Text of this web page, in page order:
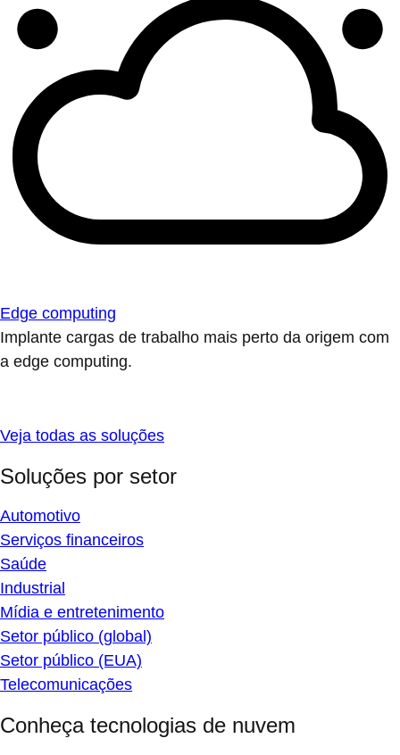
Edge computing
Implante cargas de trabalho mais perto da origem com
a edge computing.
Veja todas as soluções
Soluções por setor
Automotivo
Serviços financeiros
Saúde
Industrial
Mídia e entretenimento
Setor público (global)
Setor público (EUA)
Telecomunicações
Conheça tecnologias de nuvem